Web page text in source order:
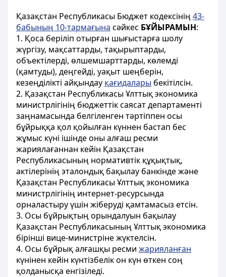
Қазақстан Республикасы Бюджет кодексінің43-
бабының 10-тармағына сәйкес БҰЙЫРАМЫН:
1. Қоса беріліп отырған шығыстарға шолу
жүргізу, мақсаттарды, тақырыптарды,
объектілерді, өлшемшарттарды, көлемді
(қамтуды), деңгейді, уақыт шеңберін,
кезеңділікті айқындау қағидалары бекітілсін.
2. Қазақстан Республикасы Ұлттық экономика
министрлігінің бюджеттік саясат департаменті
заңнамасында белгіленген тәртіппен осы
бұйрыққа қол қойылған күннен бастап бес
жұмыс күні ішінде оны алғаш ресми
жариялағаннан кейін Қазақстан
Республикасының нормативтік құқықтық,
актілерінің эталондық бақылау банкінде және
Қазақстан Республикасы Ұлттық экономика
министрлігінің интернет-ресурсында
орналастыру үшін жіберуді қамтамасыз етсін.
3. Осы бұйрықтың орындалуын бақылау
Қазақстан Республикасының Ұлттық экономика
бірінші вице-министріне жүктелсін.
4. Осы бұйрық алғашқы ресми жарияланған
күнінен кейін күнтізбелік он күн өткен соң
қолданысқа енгізіледі.